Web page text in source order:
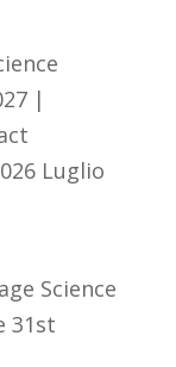
|
Luglio
Science
31st